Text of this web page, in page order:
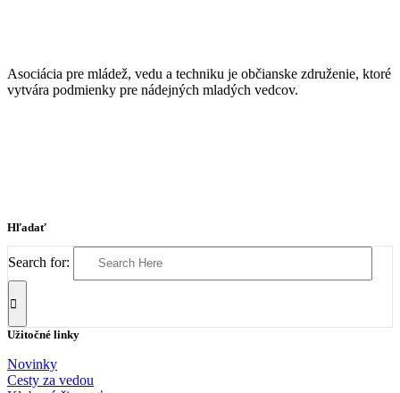
Asociácia pre mládež, vedu a techniku je občianske združenie, ktoré
vytvára podmienky pre nádejných mladých vedcov.
Hľadať
Search for:
Užitočné linky
Novinky
Cesty za vedou